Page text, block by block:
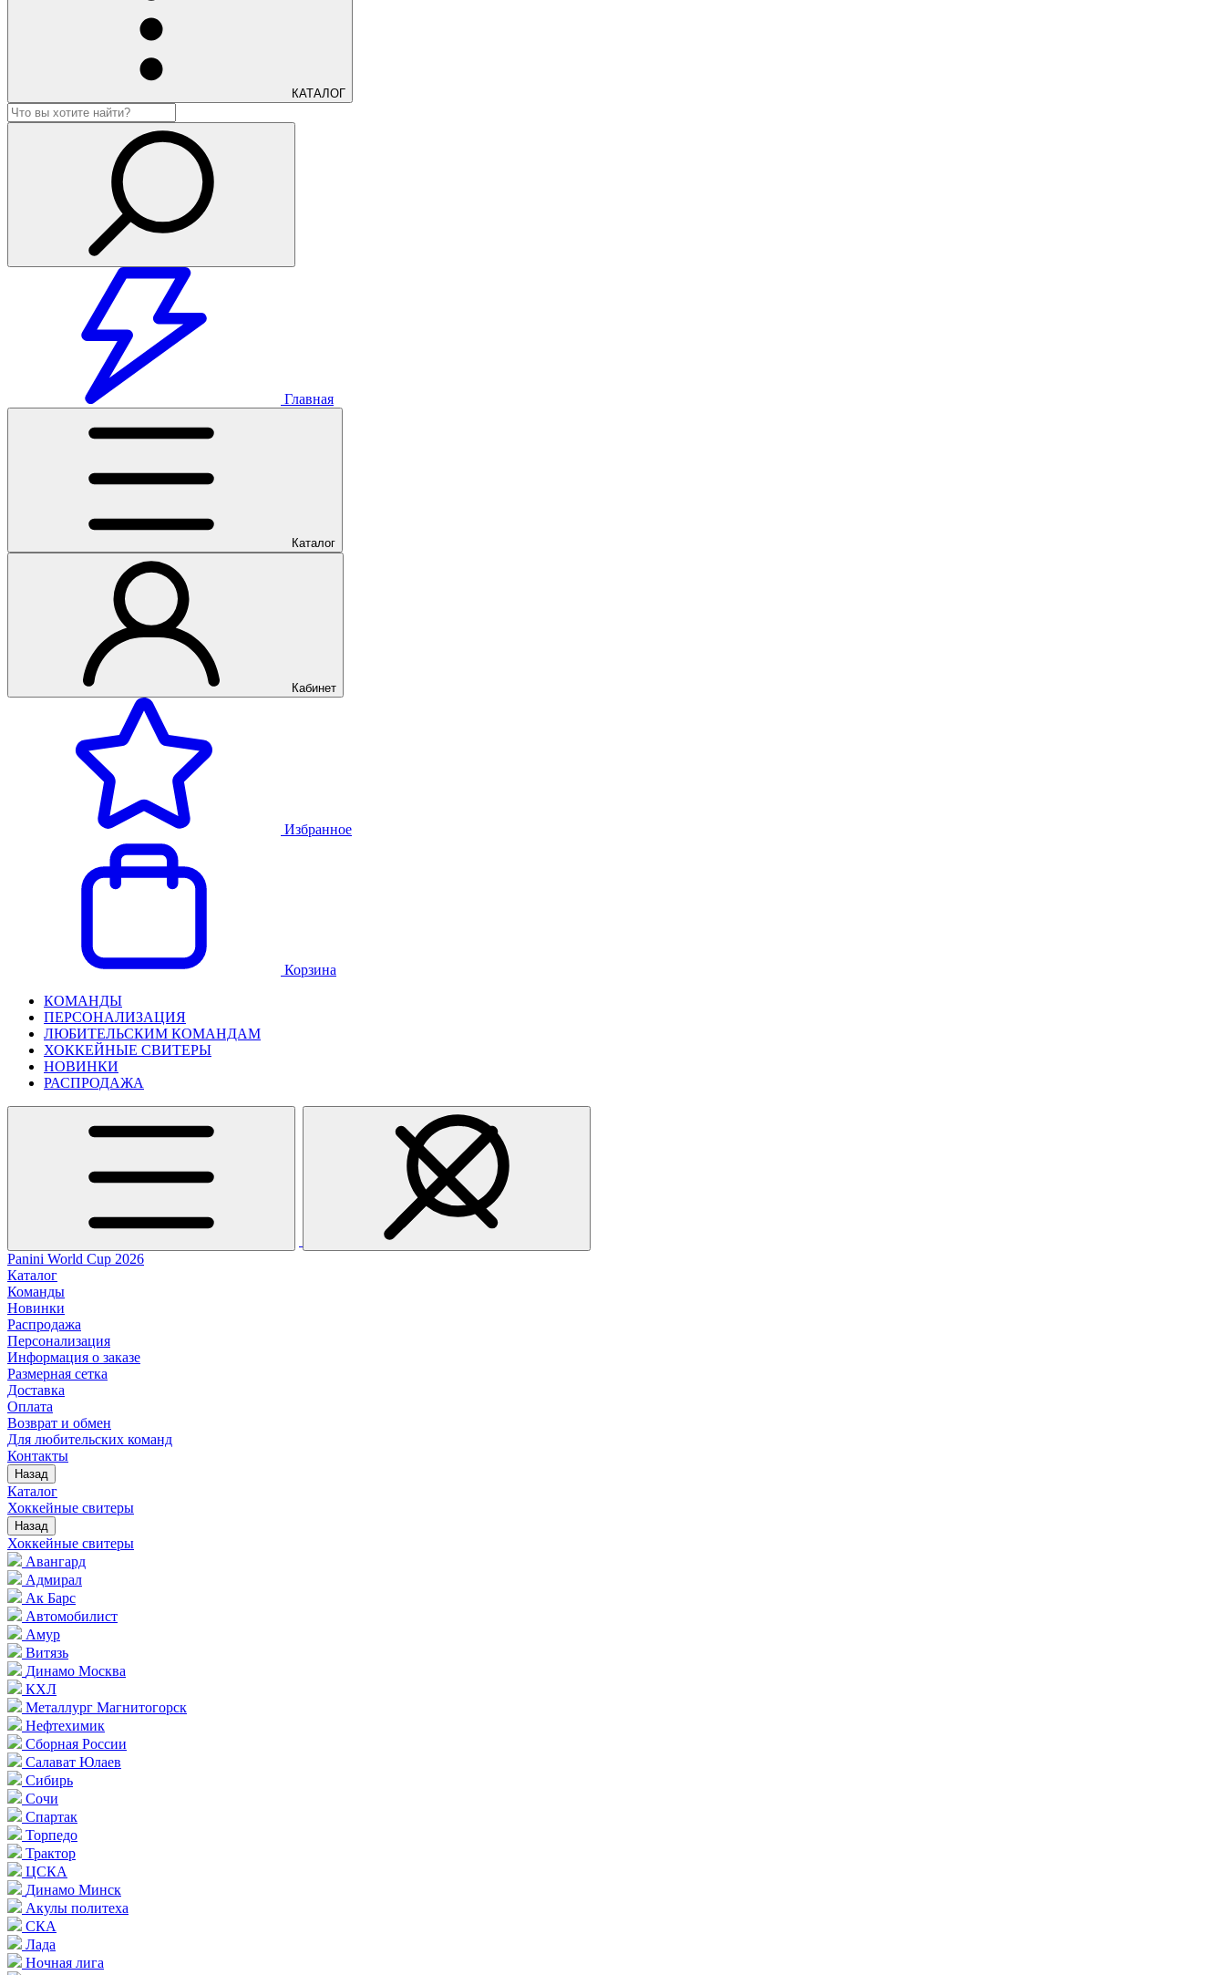
КАТАЛОГ
Главная
Каталог
Кабинет
Избранное
Корзина
КОМАНДЫ
ПЕРСОНАЛИЗАЦИЯ
ЛЮБИТЕЛЬСКИМ КОМАНДАМ
ХОККЕЙНЫЕ СВИТЕРЫ
НОВИНКИ
РАСПРОДАЖА
Panini World Cup 2026
Каталог
Команды
Новинки
Распродажа
Персонализация
Информация о заказе
Размерная сетка
Доставка
Оплата
Возврат и обмен
Для любительских команд
Контакты
Назад
Каталог
Хоккейные свитеры
Назад
Хоккейные свитеры
Авангард
Адмирал
Ак Барс
Автомобилист
Амур
Витязь
Динамо Москва
КХЛ
Металлург Магнитогорск
Нефтехимик
Сборная России
Салават Юлаев
Сибирь
Сочи
Спартак
Торпедо
Трактор
ЦСКА
Динамо Минск
Акулы политеха
СКА
Лада
Ночная лига